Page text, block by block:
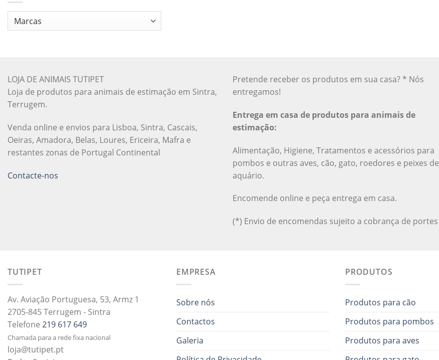
LOJA DE ANIMAIS TUTIPET
Loja de produtos para animais de estimação em Sintra,
Terrugem.
Venda online e envios para Lisboa, Sintra, Cascais,
Oeiras, Amadora, Belas, Loures, Ericeira, Mafra e
restantes zonas de Portugal Continental
Contacte-nos
Pretende receber os produtos em sua casa? * Nós
entregamos!
Entrega em casa de produtos para animais de
estimação:
Alimentação, Higiene, Tratamentos e acessórios para
pombos e outras aves, cão, gato, roedores e peixes de
aquário.
Encomende online e peça entrega em casa.
(*) Envio de encomendas sujeito a cobrança de portes
TUTIPET
Av. Aviação Portuguesa, 53, Armz 1
2705-845 Terrugem - Sintra
Telefone 219 617 649
Chamada para a rede fixa nacional
loja@tutipet.pt
EMPRESA
Sobre nós
Contactos
Galeria
PRODUTOS
Produtos para cão
Produtos para pombos
Produtos para aves